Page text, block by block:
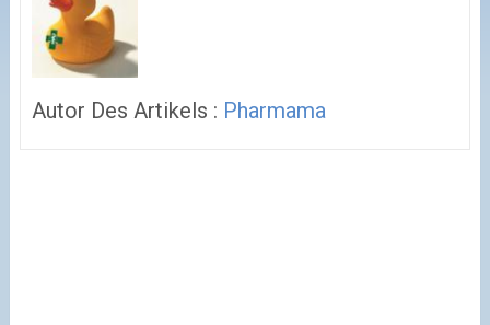
Autor Des Artikels : Pharmama